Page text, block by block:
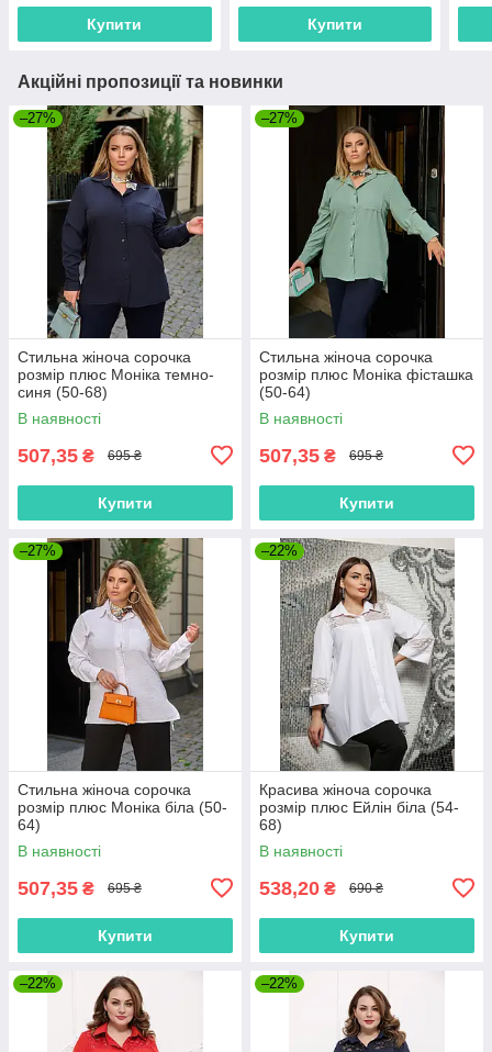
Купити Купити
Акційні пропозиції та новинки
–27%
Стильна жіноча сорочка
розмір плюс Моніка темно-
синя (50-68)
В наявності
507,35 ₴ 695 ₴
Купити
–27%
Стильна жіноча сорочка
розмір плюс Моніка фісташка
(50-64)
В наявності
507,35 ₴ 695 ₴
Купити
–27%
Стильна жіноча сорочка
розмір плюс Моніка біла (50-
64)
В наявності
507,35 ₴ 695 ₴
Купити
–22%
Красива жіноча сорочка
розмір плюс Ейлін біла (54-
68)
В наявності
538,20 ₴ 690 ₴
Купити
–22% –22%